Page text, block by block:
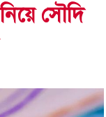
সৌদি